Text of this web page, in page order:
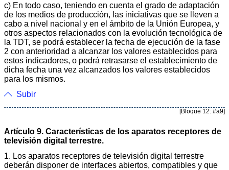
c) En todo caso, teniendo en cuenta el grado de adaptación
de los medios de producción, las iniciativas que se lleven a
cabo a nivel nacional y en el ámbito de la Unión Europea, y
otros aspectos relacionados con la evolución tecnológica de
la TDT, se podrá establecer la fecha de ejecución de la fase
2 con anterioridad a alcanzar los valores establecidos para
estos indicadores, o podrá retrasarse el establecimiento de
dicha fecha una vez alcanzados los valores establecidos
para los mismos.
Subir
[Bloque 12: #a9]
Artículo 9. Características de los aparatos receptores de
televisión digital terrestre.
1. Los aparatos receptores de televisión digital terrestre
deberán disponer de interfaces abiertos, compatibles y que